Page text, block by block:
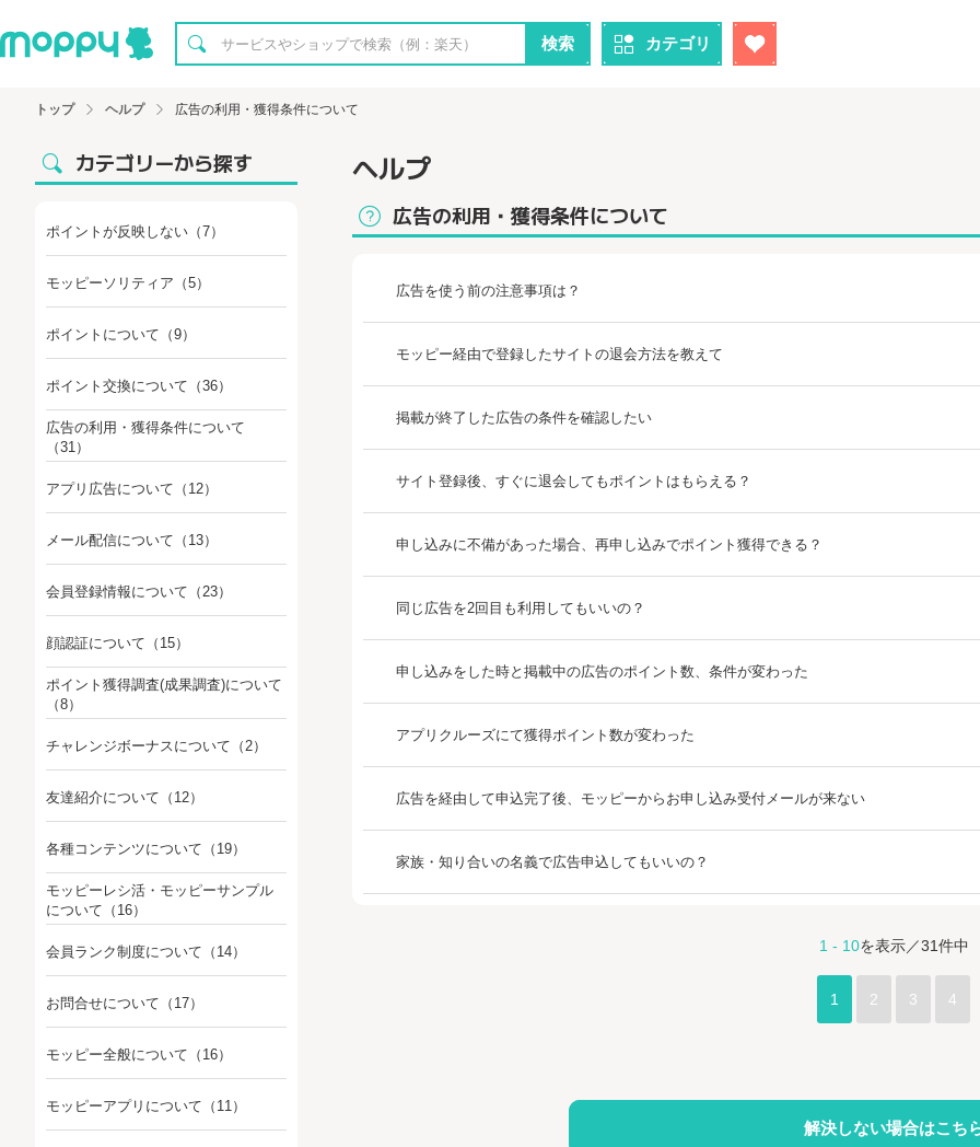
検索 カテゴリ
トップ ヘルプ 広告の利用・獲得条件について
ヘルプ
広告の利用・獲得条件について
広告を使う前の注意事項は？
モッピー経由で登録したサイトの退会方法を教えて
掲載が終了した広告の条件を確認したい
サイト登録後、すぐに退会してもポイントはもらえる？
申し込みに不備があった場合、再申し込みでポイント獲得できる？
同じ広告を2回目も利用してもいいの？
申し込みをした時と掲載中の広告のポイント数、条件が変わった
アプリクルーズにて獲得ポイント数が変わった
広告を経由して申込完了後、モッピーからお申し込み受付メールが来ない
家族・知り合いの名義で広告申込してもいいの？
1 - 10を表示／31件中
1 2 3 4
解決しない場合はこち
カテゴリーから探す
ポイントが反映しない （7）
モッピーソリティア （5）
ポイントについて （9）
ポイント交換について （36）
広告の利用・獲得条件について
（31）
アプリ広告について （12）
メール配信について （13）
会員登録情報について （23）
顔認証について （15）
ポイント獲得調査(成果調査)について
（8）
チャレンジボーナスについて （2）
友達紹介について （12）
各種コンテンツについて （19）
モッピーレシ活・モッピーサンプル
について （16）
会員ランク制度について （14）
お問合せについて （17）
モッピー全般について （16）
モッピーアプリについて （11）